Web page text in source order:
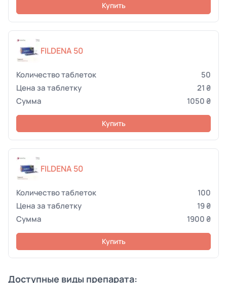
Купить
FILDENA 50
50
21 ₴
1050 ₴
Купить
FILDENA 50
100
19 ₴
1900 ₴
Купить
Доступные виды препарата: